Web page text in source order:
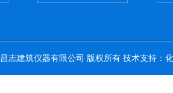
志建筑仪器有限公司 版权所有 技术支持：